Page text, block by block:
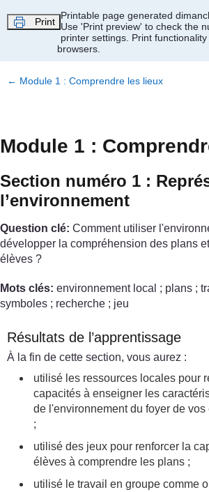
Print
Printable page generated
Use 'Print preview' to check the
printer settings. Print
browsers.
← Module 1 : Comprendre les lieux
Module 1 :
Section numéro 1 :
l’environnement
Question clé: Comment utiliser
développer la compréhension des plans
élèves ?
Mots clés: environnement local ; plans ;
symboles ; recherche ; jeu
Résultats de l’apprentissage
À la fin de cette section, vous aurez :
utilisé les ressources locales pour
capacités à enseigner les
de l'environnement du foyer de
;
utilisé des jeux pour renforcer la
élèves à comprendre les plans ;
utilisé le travail en groupe comme